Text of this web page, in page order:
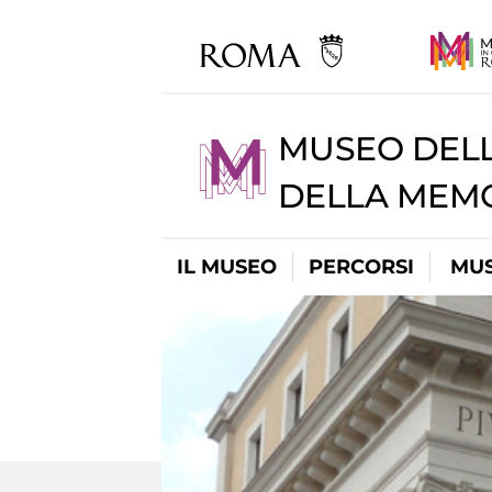
MUSEO
DELLA
IL MUSEO PERCORSI